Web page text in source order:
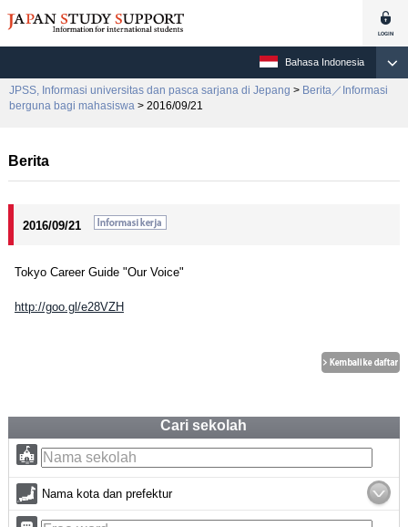
Bahasa Indonesia
JPSS, Informasi universitas dan pasca sarjana di Jepang > Berita／Informasi
berguna bagi mahasiswa > 2016/09/21
Berita
2016/09/21
Tokyo Career Guide "Our Voice"
http://goo.gl/e28VZH
Cari sekolah
Nama kota dan prefektur